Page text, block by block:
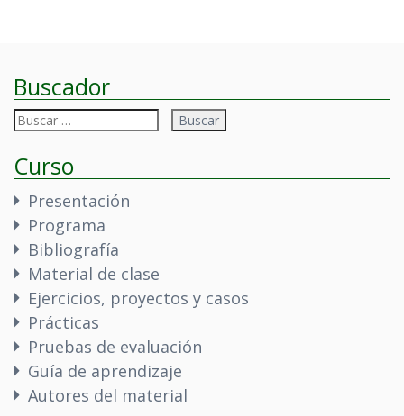
Buscador
Buscar:
Curso
Presentación
Programa
Bibliografía
Material de clase
Ejercicios, proyectos y casos
Prácticas
Pruebas de evaluación
Guía de aprendizaje
Autores del material